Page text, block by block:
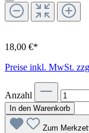
18,00 €*
Preise inkl. MwSt.
Anzahl
In den Warenkorb
Zum